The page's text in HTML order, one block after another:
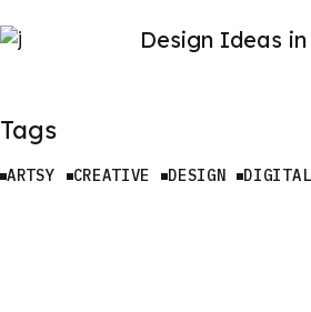
Design Ideas in
Tags
ARTSY CREATIVE DESIGN DIGITAL